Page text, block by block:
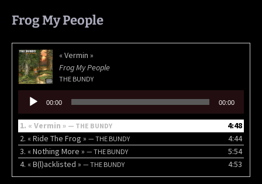
Frog My People
« Vermin »
Frog My People
THE BUNDY
Lecteur
audio
00:00 00:00
1. « Vermin » — THE BUNDY
4:48
2. « Ride The Frog » — THE BUNDY
4:44
3. « Nothing More » — THE BUNDY
5:54
4. « B(l)acklisted » — THE BUNDY 4:53